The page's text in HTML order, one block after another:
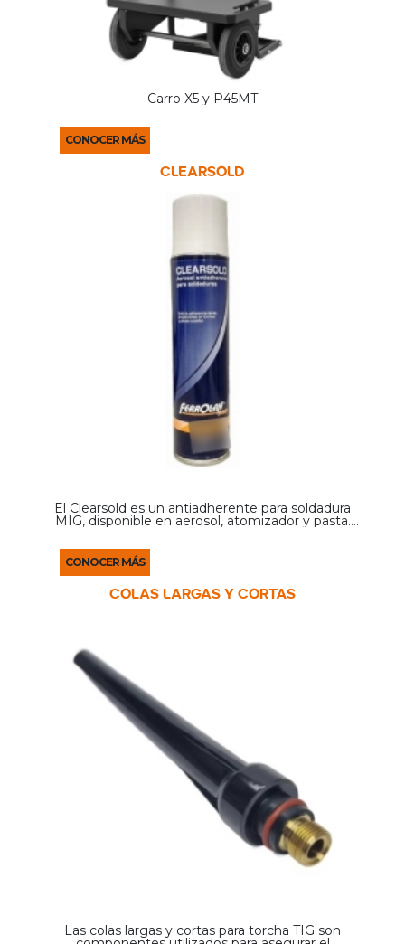
Carro X5 y P45MT
CONOCER MÁS
CLEARSOLD
El Clearsold es un antiadherente para soldadura
MIG, disponible en aerosol, atomizador y pasta.
soldadura se adhieran a la pieza, herramientas o ...
CONOCER MÁS
COLAS LARGAS Y CORTAS
Las colas largas y cortas para torcha TIG son